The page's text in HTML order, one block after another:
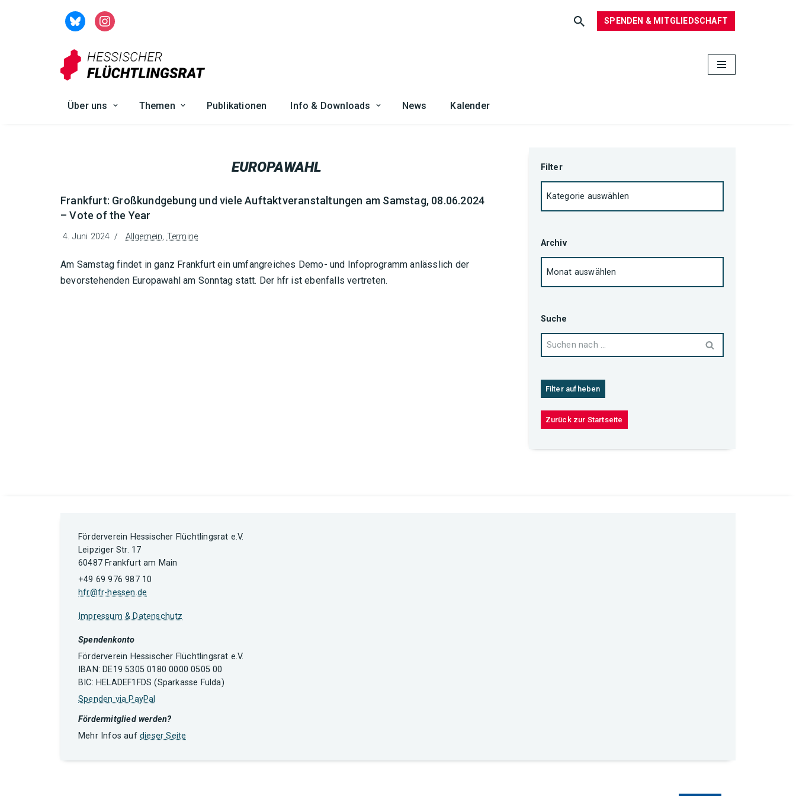
SPENDEN & MITGLIEDSCHAFT
Über uns Themen Publikationen Info & Downloads News Kalender
EUROPAWAHL
Frankfurt: Großkundgebung und viele Auftaktveranstaltungen am Samstag, 08.06.2024
– Vote of the Year
4. Juni 2024 Allgemein, Termine
Am Samstag findet in ganz Frankfurt ein umfangreiches Demo- und Infoprogramm anlässlich der
bevorstehenden Europawahl am Sonntag statt. Der hfr ist ebenfalls vertreten.
Filter
Archiv
Suche
Filter aufheben
Zurück zur Startseite
Förderverein Hessischer Flüchtlingsrat e.V.
Leipziger Str. 17
60487 Frankfurt am Main
+49 69 976 987 10
hfr@fr-hessen.de
Impressum & Datenschutz
Spendenkonto
Förderverein Hessischer Flüchtlingsrat e.V.
IBAN: DE19 5305 0180 0000 0505 00
BIC: HELADEF1FDS (Sparkasse Fulda)
Spenden via PayPal
Fördermitglied werden?
Mehr Infos auf dieser Seite